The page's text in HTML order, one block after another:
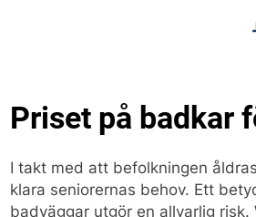
Priset på badkar
I takt med att befolkningen
klara seniorernas behov. Ett
badväggar utgör en allvarlig